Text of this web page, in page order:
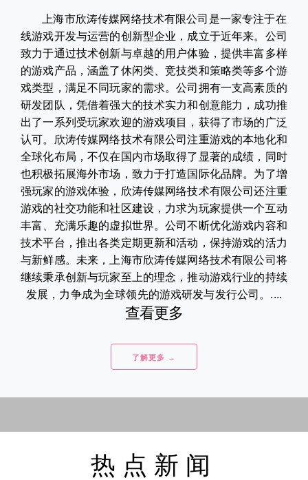
上海市欣涛传媒网络技术有限公司是一家专注于在
线游戏开发与运营的创新型企业，成立于近年来。公司
致力于通过技术创新与卓越的用户体验，提供丰富多样
的游戏产品，涵盖了休闲类、竞技类和策略类等多个游
戏类型，满足不同玩家的需求。公司拥有一支高素质的
研发团队，凭借着强大的技术实力和创意能力，成功推
出了一系列受玩家欢迎的游戏项目，获得了市场的广泛
认可。欣涛传媒网络技术有限公司注重游戏的本地化和
全球化布局，不仅在国内市场取得了显著的成绩，同时
也积极拓展海外市场，致力于打造国际化品牌。为了增
强玩家的游戏体验，欣涛传媒网络技术有限公司还注重
游戏的社交功能和社区建设，力求为玩家提供一个互动
丰富、充满乐趣的虚拟世界。公司不断优化游戏内容和
技术平台，推出各类定期更新和活动，保持游戏的活力
与新鲜感。未来，上海市欣涛传媒网络技术有限公司将
继续秉承创新与玩家至上的理念，推动游戏行业的持续
发展，力争成为全球领先的游戏研发与发行公司。....
查看更多
了解更多 →
热点新闻